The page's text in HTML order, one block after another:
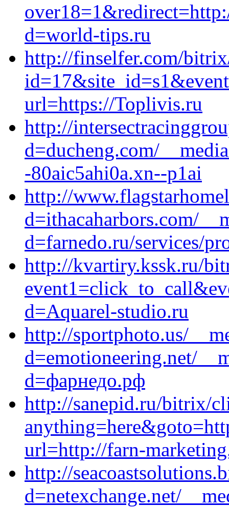
d=world-tips.ru
http://finselfer.com/
url=https://Toplivis.ru
http://
d=ducheng.com/
-80aic5ahi0a.xn--p1ai
http://
d=ithacaharbors.com/
d=farnedo.ru/services/
http://kvartiry.kssk.ru/
d=Aquarel-studio.ru
http://sportphoto.us/
d=emotioneering.net/
d=фарнедо.рф
http://sanepid.ru/bitrix/
url=http://farn-
http://
d=netexchange.net/